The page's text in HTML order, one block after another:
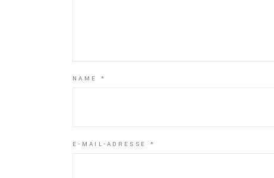
NAME *
E-MAIL-ADRESSE *